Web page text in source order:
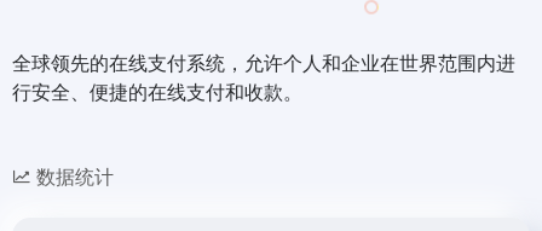
全球领先的在线支付系统，允许个人和企业在世界范围内进
行安全、便捷的在线支付和收款。
数据统计